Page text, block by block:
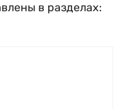
в разделах: